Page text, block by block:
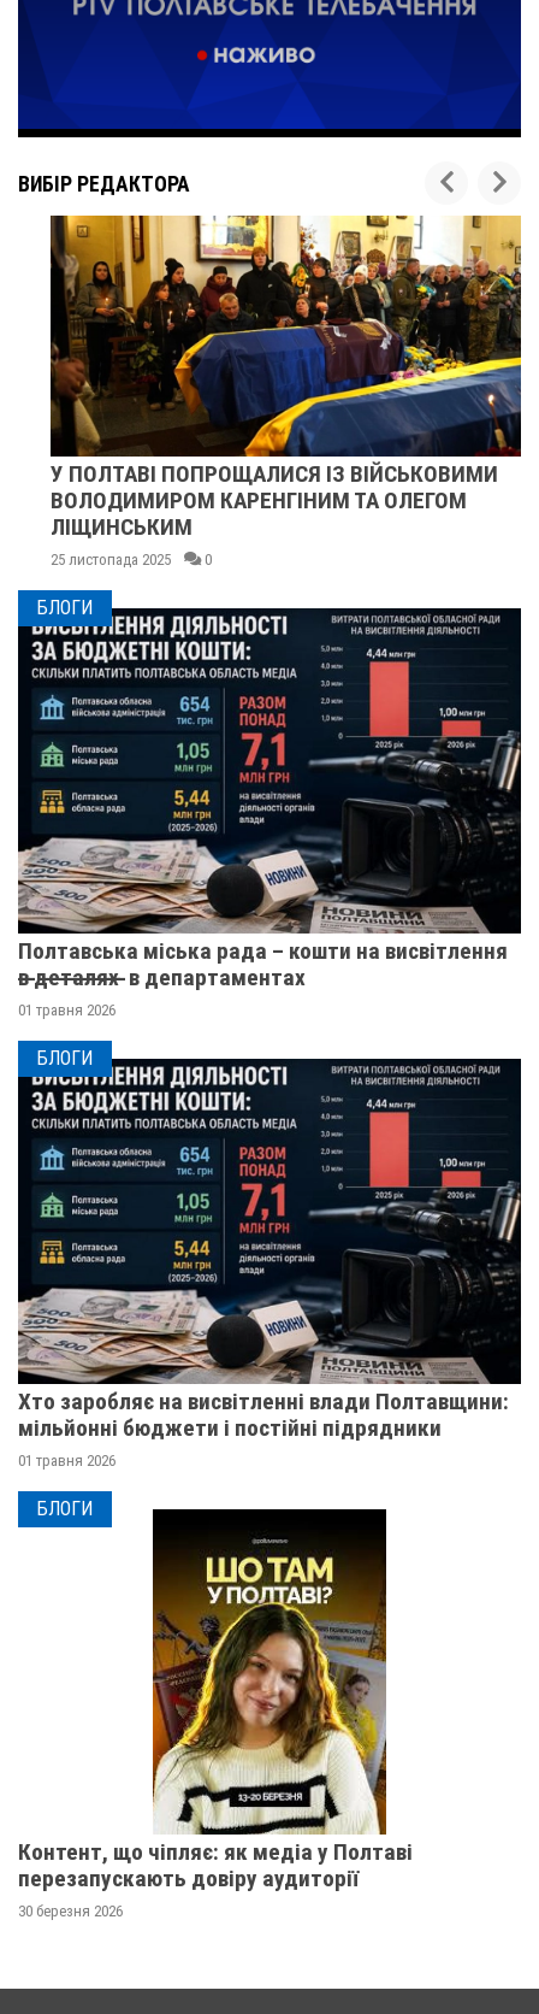
ВИБІР РЕДАКТОРА
У ПОЛТАВІ ПОПРОЩАЛИСЯ ІЗ ВІЙСЬКОВИМИ
ВОЛОДИМИРОМ КАРЕНГІНИМ ТА ОЛЕГОМ
ЛІЩИНСЬКИМ
25 листопада 2025 0
БЛОГИ
Полтавська міська рада – кошти на висвітлення
в̶ ̶д̶е̶т̶а̶л̶я̶х̶ ̶ в департаментах
01 травня 2026
БЛОГИ
Хто заробляє на висвітленні влади Полтавщини:
мільйонні бюджети і постійні підрядники
01 травня 2026
БЛОГИ
Контент, що чіпляє: як медіа у Полтаві
перезапускають довіру аудиторії
30 березня 2026